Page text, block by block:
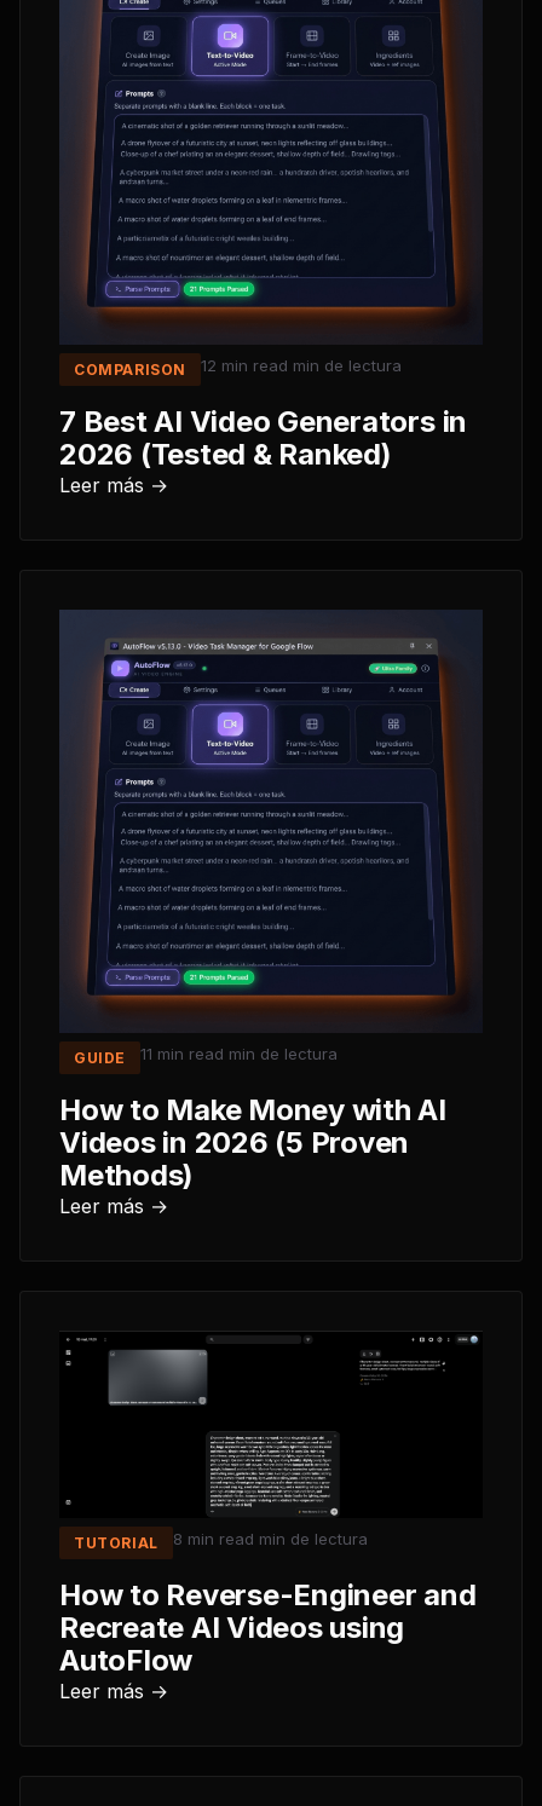
COMPARISON 12 min read min de lectura
7 Best AI Video Generators in
2026 (Tested & Ranked)
Leer más →
GUIDE 11 min read min de lectura
How to Make Money with AI
Videos in 2026 (5 Proven
Methods)
Leer más →
TUTORIAL 8 min read min de lectura
How to Reverse-Engineer and
Recreate AI Videos using
AutoFlow
Leer más →